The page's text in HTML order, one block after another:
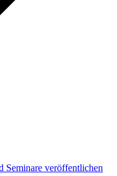
Seminare veröffentlichen